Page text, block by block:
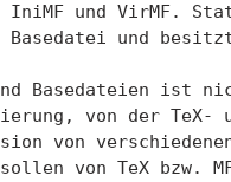
IniMF und VirMF.
und besitzt
Basedateien
von der TeX-
von
von TeX bzw.